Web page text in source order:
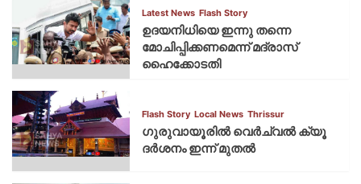
Latest News Flash Story
ഉദയനിധിയെ ഇന്നു തന്നെ
മോചിപ്പിക്കണമെന്ന് മദ്രാസ്
ഹൈക്കോടതി
Flash Story Local News Thrissur
ഗുരുവായൂരില്‍ വെര്‍ച്വല്‍ ക്യൂ
ദര്‍ശനം ഇന്ന് മുതല്‍